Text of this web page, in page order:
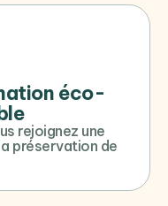
éco-
rejoignez une
préservation de